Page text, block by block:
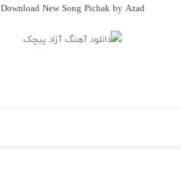
Download New Song Pichak by Azad